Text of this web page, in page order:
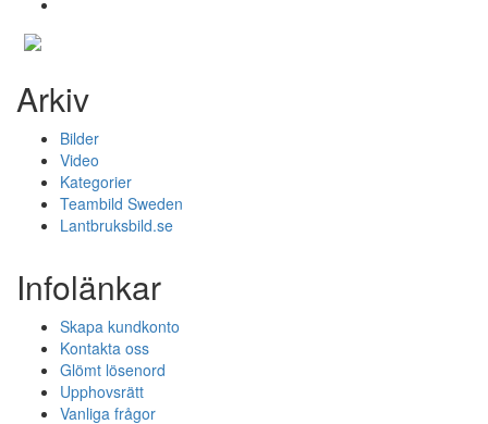
Arkiv
Bilder
Video
Kategorier
Teambild Sweden
Lantbruksbild.se
Infolänkar
Skapa kundkonto
Kontakta oss
Glömt lösenord
Upphovsrätt
Vanliga frågor